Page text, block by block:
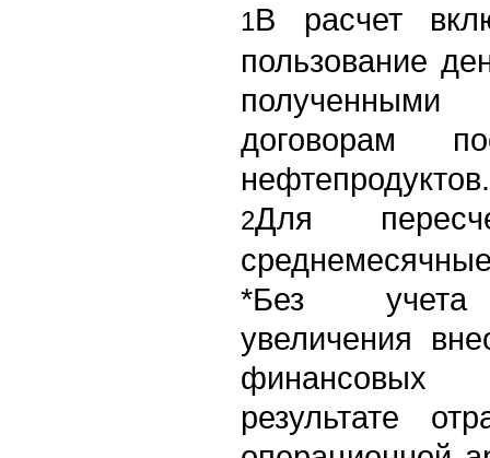
1В расчет
пользование
договорам
нефтепродуктов.
2Для
*Без учета
увеличения
финансовых
результате